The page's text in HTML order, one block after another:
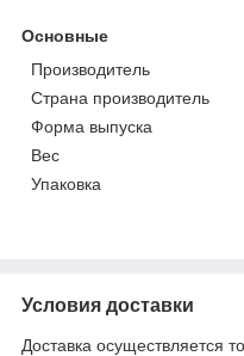
Основные
Производитель
Страна производитель
Форма выпуска
Вес
Упаковка
Условия доставки
Доставка осуществляется